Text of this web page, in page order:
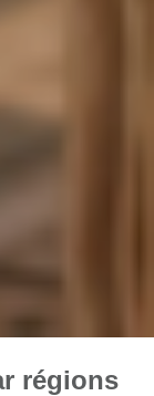
régions